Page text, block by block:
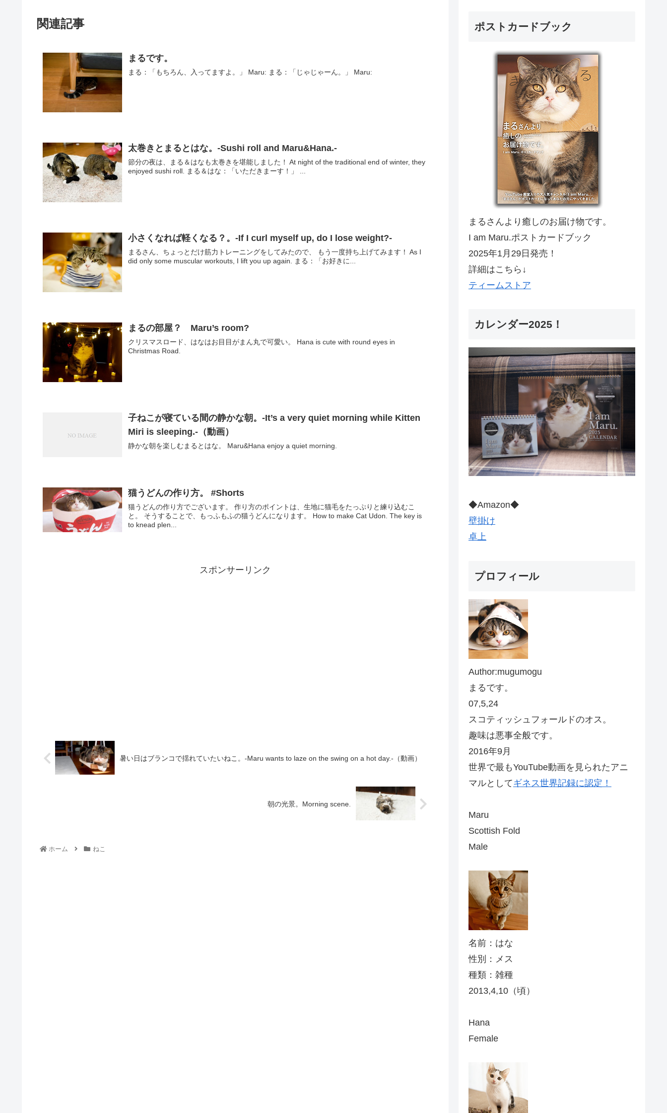
関連記事
まるです。
まる：「もちろん、入ってますよ。」 Maru: まる：「じゃじゃーん。」 Maru:
太巻きとまるとはな。-Sushi roll and Maru&Hana.-
節分の夜は、まる＆はなも太巻きを堪能しました！ At night of the traditional end of winter, they
enjoyed sushi roll. まる＆はな：「いただきまーす！」 ...
小さくなれば軽くなる？。-If I curl myself up, do I lose weight?-
まるさん、ちょっとだけ筋力トレーニングをしてみたので、 もう一度持ち上げてみます！ As I
did only some muscular workouts, I lift you up again. まる：「お好きに...
まるの部屋？ Maru’s room?
クリスマスロード、はなはお目目がまん丸で可愛い。 Hana is cute with round eyes in
Christmas Road.
子ねこが寝ている間の静かな朝。-It’s a very quiet morning while Kitten
Miri is sleeping.-（動画）
静かな朝を楽しむまるとはな。 Maru&Hana enjoy a quiet morning.
猫うどんの作り方。 #Shorts
猫うどんの作り方でございます。 作り方のポイントは、生地に猫毛をたっぷりと練り込むこ
と。 そうすることで、もっふもふの猫うどんになります。 How to make Cat Udon. The key is
to knead plen...
スポンサーリンク
暑い日はブランコで揺れていたいねこ。-Maru wants to laze on the swing on a hot day.-（動画）
朝の光景。Morning scene.
ホーム ねこ
ポストカードブック
まるさんより癒しのお届け物です。
I am Maru.ポストカードブック
2025年1月29日発売！
詳細はこちら↓
ティームストア
カレンダー2025！
◆Amazon◆
壁掛け
卓上
プロフィール
Author:mugumogu
まるです。
07,5,24
スコティッシュフォールドのオス。
趣味は悪事全般です。
2016年9月
世界で最もYouTube動画を見られたアニ
マルとしてギネス世界記録に認定！
Maru
Scottish Fold
Male
名前：はな
性別：メス
種類：雑種
2013,4,10（頃）
Hana
Female